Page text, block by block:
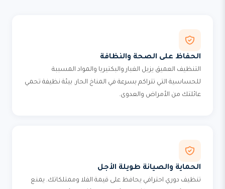
الحفاظ على الصحة والنظافة
التنظيف العميق يزيل الغبار والبكتيريا والمواد المسببة
للحساسية التي تتراكم بسرعة في المناخ الحار. بيئة نظيفة تحمي
عائلتك من الأمراض والعدوى.
الحماية والصيانة طويلة الأجل
تنظيف دوري احترافي يحافظ على قيمة الفلا وممتلكاتك. يمنع